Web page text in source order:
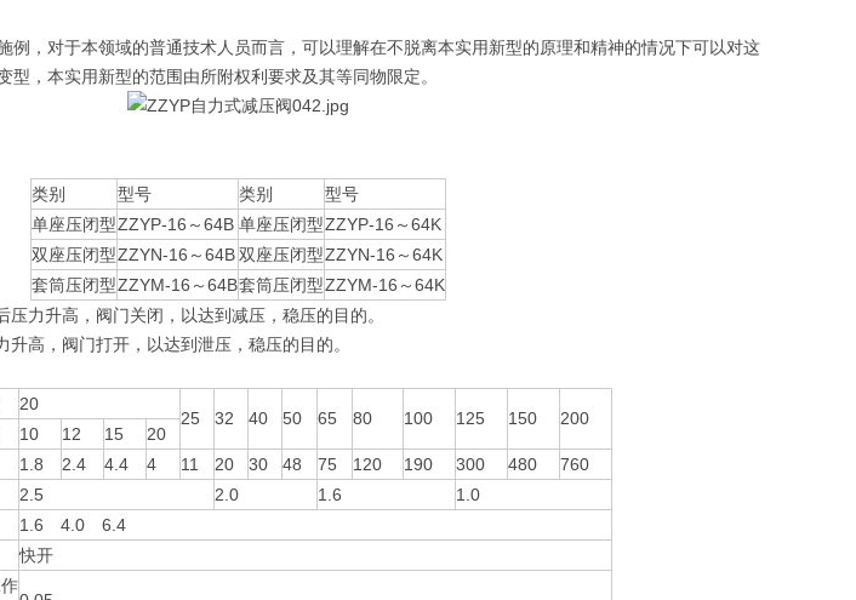
例，对于本领域的普通技术人员而言，可以理解在不脱离本实用新型的原理和精神的情况下可以对这
，本实用新型的范围由所附权利要求及其等同物限定。
类别
型号 类别
型号
单座压闭型ZZYP-16～64B 单座压闭型ZZYP-16～64K
双座压闭型ZZYN-16～64B双座压闭型ZZYN-16～64K
套筒压闭型ZZYM-16～64B套筒压闭型ZZYM-16～64K
力升高，阀门关闭，以达到减压，稳压的目的。
高，阀门打开，以达到泄压，稳压的目的。
20
25 32 40 50 65 80 100 125 150
200
10 12 15
20
1.8 2.4 4.4 4 11 20 30 48 75 120 190 300 480
760
2.5 2.0 1.6
1.0
1.6 4.0 6.4
快开